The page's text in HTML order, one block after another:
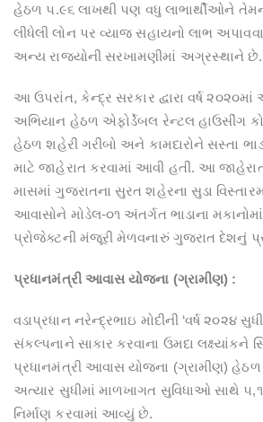
હેઠળ ૫.૯૬ લાખથી પણ વધુ લાભાર્થીઓને
લીધેલી લોન પર વ્યાજ સહાયનો લાભ
અન્ય રાજ્યોની સરખામણીમાં અગ્રસ્થાને છે.
આ ઉપરાંત, કેન્દ્ર સરકાર દ્વારા વર્ષ ૨૦૨૦માં
અભિયાન હેઠળ એફોર્ડેબલ રેન્ટલ હાઉસીંગ
હેઠળ શહેરી ગરીબો અને કામદારોને સસ્તા
માટે જાહેરાત કરવામાં આવી હતી. આ
માસમાં ગુજરાતના સુરત શહેરના સુડા
આવાસોને મોડેલ-૦૧ અંતર્ગત ભાડાના
પ્રોજેક્ટની મંજૂરી મેળવનારું ગુજરાત દેશનું
પ્રધાનમંત્રી આવાસ યોજના (ગ્રામીણ) :
વડાપ્રધાન નરેન્દ્રભાઇ મોદીની ‘વર્ષ ૨૦૨૪
સંકલ્પનાને સાકાર કરવાના ઉમદા લક્ષ્યાંકને
પ્રધાનમંત્રી આવાસ યોજના (ગ્રામીણ) હેઠળ
અત્યાર સુધીમાં માળખાગત સુવિધાઓ સાથે
નિર્માણ કરવામાં આવ્યું છે.